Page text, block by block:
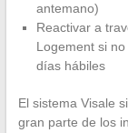
antemano)
Reactivar a
Logement si
días hábiles
El sistema Visale
gran parte de los